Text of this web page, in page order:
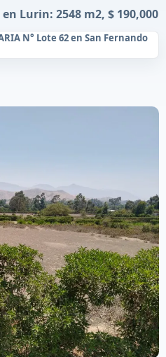
Lurin: 2548 m2, $ 190,000
N° Lote 62 en San Fernando